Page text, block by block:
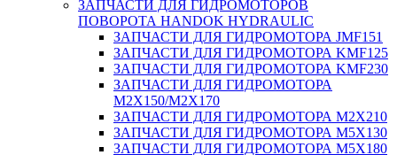
ЗАПЧАСТИ ДЛЯ ГИДРОМОТОРОВ
ПОВОРОТА HANDOK HYDRAULIC
ЗАПЧАСТИ ДЛЯ ГИДРОМОТОРА JMF151
ЗАПЧАСТИ ДЛЯ ГИДРОМОТОРА KMF125
ЗАПЧАСТИ ДЛЯ ГИДРОМОТОРА KMF230
ЗАПЧАСТИ ДЛЯ ГИДРОМОТОРА
M2X150/M2X170
ЗАПЧАСТИ ДЛЯ ГИДРОМОТОРА M2X210
ЗАПЧАСТИ ДЛЯ ГИДРОМОТОРА M5X130
ЗАПЧАСТИ ДЛЯ ГИДРОМОТОРА M5X180